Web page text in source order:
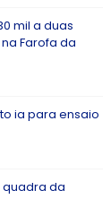
mil a duas
Farofa da
ia para ensaio
da